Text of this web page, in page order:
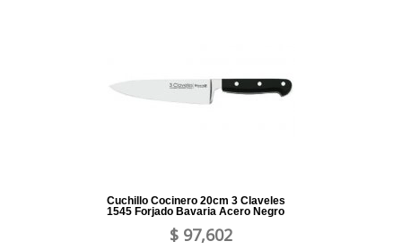
Cuchillo Cocinero 20cm 3 Claveles
1545 Forjado Bavaria Acero Negro
$ 97,602